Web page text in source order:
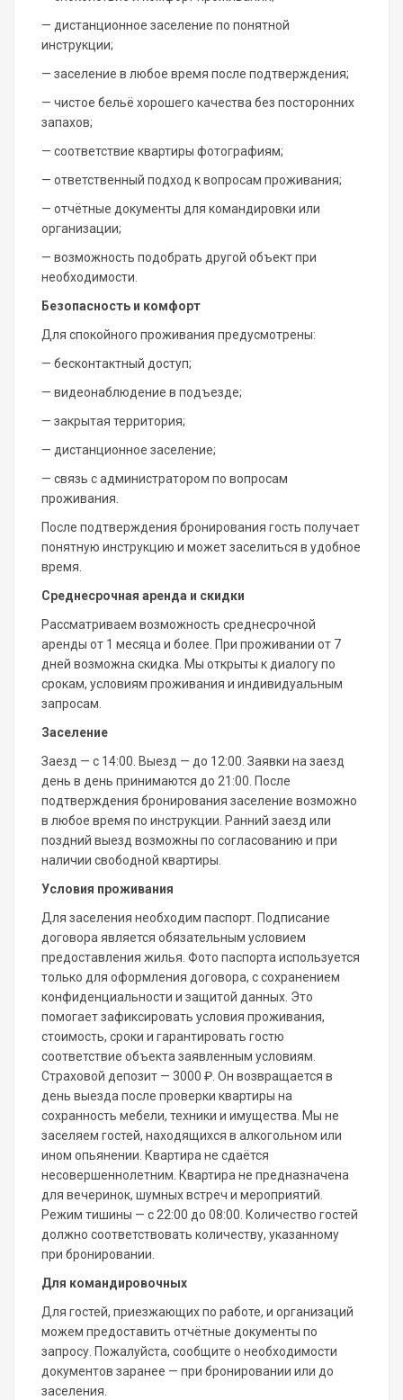
— дистанционное заселение по понятной
инструкции;
— заселение в любое время после подтверждения;
— чистое бельё хорошего качества без посторонних
запахов;
— соответствие квартиры фотографиям;
— ответственный подход к вопросам проживания;
— отчётные документы для командировки или
организации;
— возможность подобрать другой объект при
необходимости.
Безопасность и комфорт
Для спокойного проживания предусмотрены:
— бесконтактный доступ;
— видеонаблюдение в подъезде;
— закрытая территория;
— дистанционное заселение;
— связь с администратором по вопросам
проживания.
После подтверждения бронирования гость получает
понятную инструкцию и может заселиться в удобное
время.
Среднесрочная аренда и скидки
Рассматриваем возможность среднесрочной
аренды от 1 месяца и более. При проживании от 7
дней возможна скидка. Мы открыты к диалогу по
срокам, условиям проживания и индивидуальным
запросам.
Заселение
Заезд — с 14:00. Выезд — до 12:00. Заявки на заезд
день в день принимаются до 21:00. После
подтверждения бронирования заселение возможно
в любое время по инструкции. Ранний заезд или
поздний выезд возможны по согласованию и при
наличии свободной квартиры.
Условия проживания
Для заселения необходим паспорт. Подписание
договора является обязательным условием
предоставления жилья. Фото паспорта используется
только для оформления договора, с сохранением
конфиденциальности и защитой данных. Это
помогает зафиксировать условия проживания,
стоимость, сроки и гарантировать гостю
соответствие объекта заявленным условиям.
Страховой депозит — 3000 ₽. Он возвращается в
день выезда после проверки квартиры на
сохранность мебели, техники и имущества. Мы не
заселяем гостей, находящихся в алкогольном или
ином опьянении. Квартира не сдаётся
несовершеннолетним. Квартира не предназначена
для вечеринок, шумных встреч и мероприятий.
Режим тишины — с 22:00 до 08:00. Количество гостей
должно соответствовать количеству, указанному
при бронировании.
Для командировочных
Для гостей, приезжающих по работе, и организаций
можем предоставить отчётные документы по
запросу. Пожалуйста, сообщите о необходимости
документов заранее — при бронировании или до
заселения.